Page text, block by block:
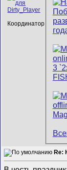
Координатор
Re: